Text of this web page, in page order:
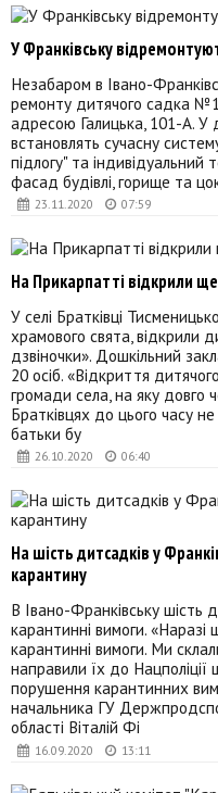
23.11.2020 07:59
У Франківську
Незабаром в Івано-
ремонту дитячого садка
адресою Галицька, 101-А. У
встановлять сучасну
підлогу" та
фасад будівлі, горище та
26.10.2020 06:40
На Прикарпатті відкрили
У селі Братківці
храмового свята, відкрили
дзвіночки». Дошкільний
20 осіб. «Відкриття
громади села, на яку довго
Братківцях до цього часу
батьки бу
16.09.2020 13:11
На шість дитсадків у
карантину
В Івано-Франківську шість
карантинні вимоги.
карантинні вимоги. Ми
направили їх до
порушення карантинних
начальника ГУ
області Віталій Фі